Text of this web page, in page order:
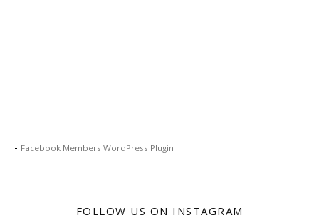
- Facebook Members WordPress Plugin
FOLLOW US ON INSTAGRAM